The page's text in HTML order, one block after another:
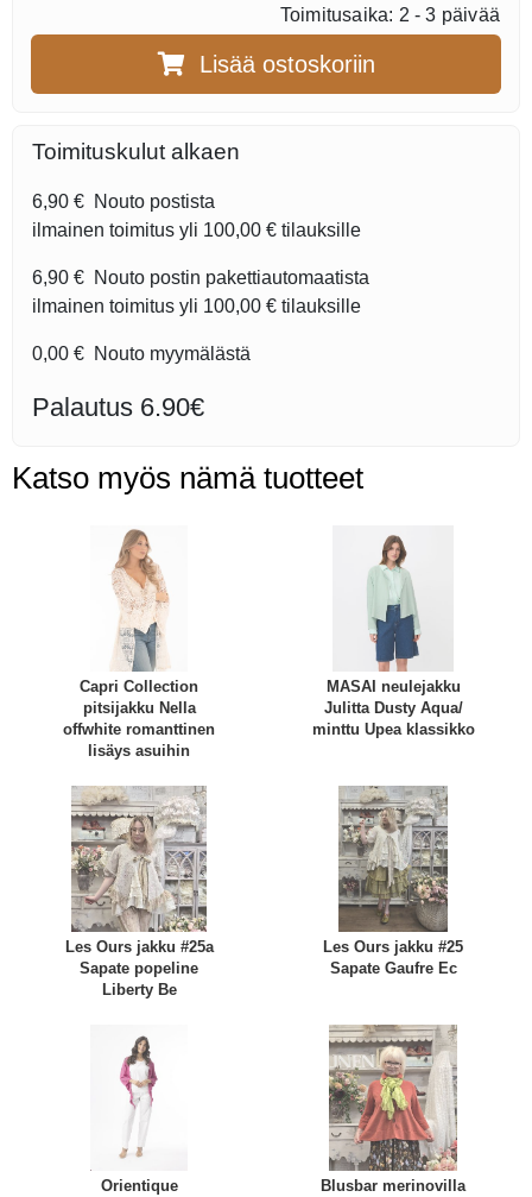
Toimitusaika: 2 - 3 päivää
Lisää ostoskoriin
Toimituskulut alkaen
6,90 € Nouto postista
ilmainen toimitus yli 100,00 € tilauksille
6,90 € Nouto postin pakettiautomaatista
ilmainen toimitus yli 100,00 € tilauksille
0,00 € Nouto myymälästä
Palautus 6.90€
Katso myös nämä tuotteet
Capri Collection
pitsijakku Nella
offwhite romanttinen
lisäys asuihin
MASAI neulejakku
Julitta Dusty Aqua/
minttu Upea klassikko
Les Ours jakku #25a
Sapate popeline
Liberty Be
Les Ours jakku #25
Sapate Gaufre Ec
Orientique
Blusbar merinovilla